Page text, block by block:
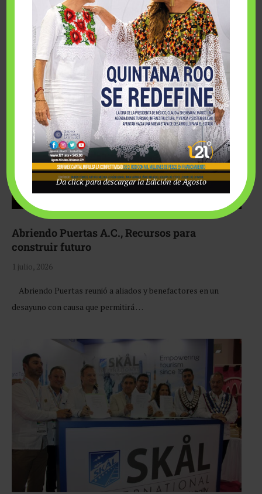
Fairmont Mayakoba y Make-A-Wish México unieron
esfuerzos para hacer realidad el deseo de una …
Abriendo Puertas A.C., Recursos para
construir futuro
1 julio, 2026
Abriendo Puertas reunió a aliados y benefactores en un
desayuno con causa que permitirá …
Da click para descargar la Edición de Agosto